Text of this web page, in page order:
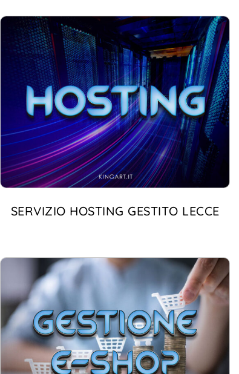
SERVIZIO HOSTING GESTITO LECCE